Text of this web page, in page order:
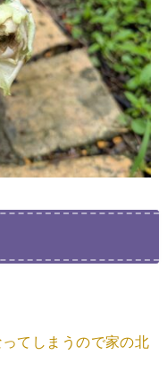
てしまうので家の北